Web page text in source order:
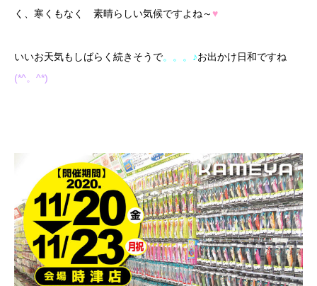
く、寒くもなく 素晴らしい気候ですよね～♥
いいお天気もしばらく続きそうで。。。♪お出かけ日和ですね
(*^。^*)